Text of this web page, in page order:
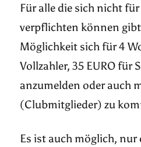
Für alle die sich nicht für
verpflichten können
Möglichkeit sich für 4
Vollzahler, 35 EURO für
anzumelden oder auch
(Clubmitglieder) zu
Es ist auch möglich, nur